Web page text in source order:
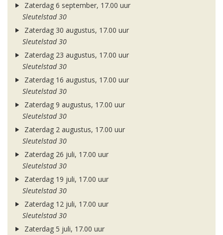
Zaterdag 6 september, 17.00 uur
Sleutelstad 30
Zaterdag 30 augustus, 17.00 uur
Sleutelstad 30
Zaterdag 23 augustus, 17.00 uur
Sleutelstad 30
Zaterdag 16 augustus, 17.00 uur
Sleutelstad 30
Zaterdag 9 augustus, 17.00 uur
Sleutelstad 30
Zaterdag 2 augustus, 17.00 uur
Sleutelstad 30
Zaterdag 26 juli, 17.00 uur
Sleutelstad 30
Zaterdag 19 juli, 17.00 uur
Sleutelstad 30
Zaterdag 12 juli, 17.00 uur
Sleutelstad 30
Zaterdag 5 juli, 17.00 uur